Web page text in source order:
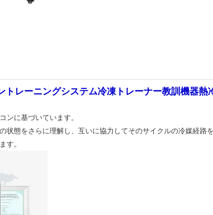
レーニングシステム冷凍トレーナー教訓機器熱
ンに基づいています。
状態をさらに理解し、互いに協力してそのサイクルの冷媒経路
す。